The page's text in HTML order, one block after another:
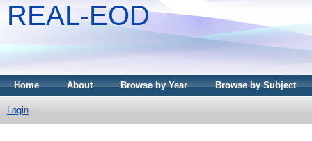
REAL-EOD
Home About Browse by Year Browse by Subject
Login